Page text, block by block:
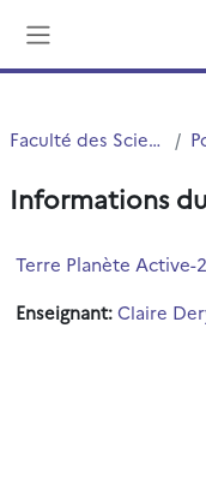
Faculté des Sciences et Technologies (FST)
Informations
Terre Planète Active-
Enseignant:Claire